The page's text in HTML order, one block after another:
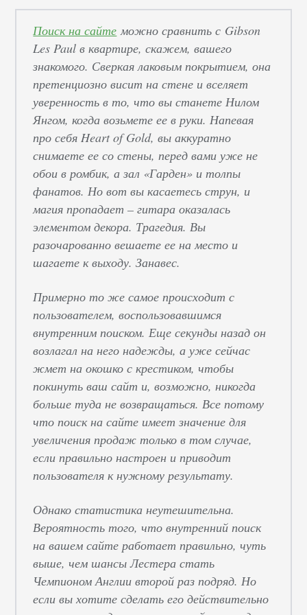
Поиск на сайте можно сравнить с Gibson
Les Paul в квартире, скажем, вашего
знакомого. Сверкая лаковым покрытием, она
претенциозно висит на стене и вселяет
уверенность в то, что вы станете Нилом
Янгом, когда возьмете ее в руки. Напевая
про себя Heart of Gold, вы аккуратно
снимаете ее со стены, перед вами уже не
обои в ромбик, а зал «Гарден» и толпы
фанатов. Но вот вы касаетесь струн, и
магия пропадает – гитара оказалась
элементом декора. Трагедия. Вы
разочарованно вешаете ее на место и
шагаете к выходу. Занавес.
Примерно то же самое происходит с
пользователем, воспользовавшимся
внутренним поиском. Еще секунды назад он
возлагал на него надежды, а уже сейчас
жмет на окошко с крестиком, чтобы
покинуть ваш сайт и, возможно, никогда
больше туда не возвращаться. Все потому
что поиск на сайте имеет значение для
увеличения продаж только в том случае,
если правильно настроен и приводит
пользователя к нужному результату.
Однако статистика неутешительна.
Вероятность того, что внутренний поиск
на вашем сайте работает правильно, чуть
выше, чем шансы Лестера стать
Чемпионом Англии второй раз подряд. Но
если вы хотите сделать его действительно